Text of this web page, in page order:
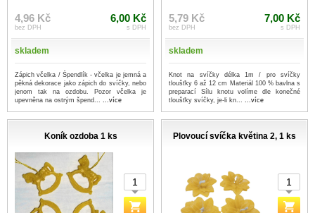
4,96 Kč
bez DPH
6,00 Kč
s DPH
skladem
Zápich včelka / Špendlík - včelka je jemná a
pěkná dekorace jako zápich do svíčky, nebo
jenom tak na ozdobu. Pozor včelka je
upevněna na ostrým špend... ...více
5,79 Kč
bez DPH
7,00 Kč
s DPH
skladem
Knot na svíčky délka 1m / pro svíčky
tloušťky 6 až 12 cm Materiál 100 % bavlna s
preparací Sílu knotu volíme dle konečné
tloušťky svíčky, je-li kn... ...více
Koník ozdoba 1 ks Plovoucí svíčka květina 2, 1 ks